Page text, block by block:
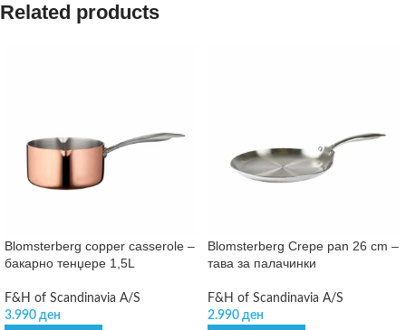
Related products
Blomsterberg copper casserole –
бакарно тенџере 1,5L
F&H of Scandinavia A/S
3.990 ден
Blomsterberg Crepe pan 26 cm –
тава за палачинки
F&H of Scandinavia A/S
2.990 ден